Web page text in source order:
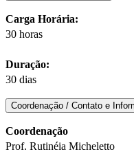
Carga Horária:
30 horas
Duração:
30 dias
Coordenação / Contato e
Coordenação
Prof. Rutinéia Micheletto